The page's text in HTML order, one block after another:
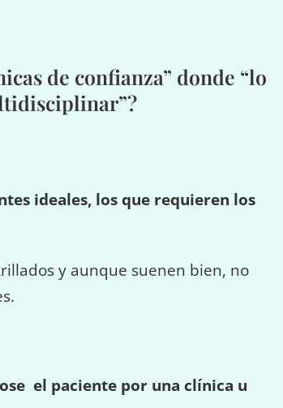
de confianza” donde “lo
ideales, los que requieren los
y aunque suenen bien, no
el paciente por una clínica u